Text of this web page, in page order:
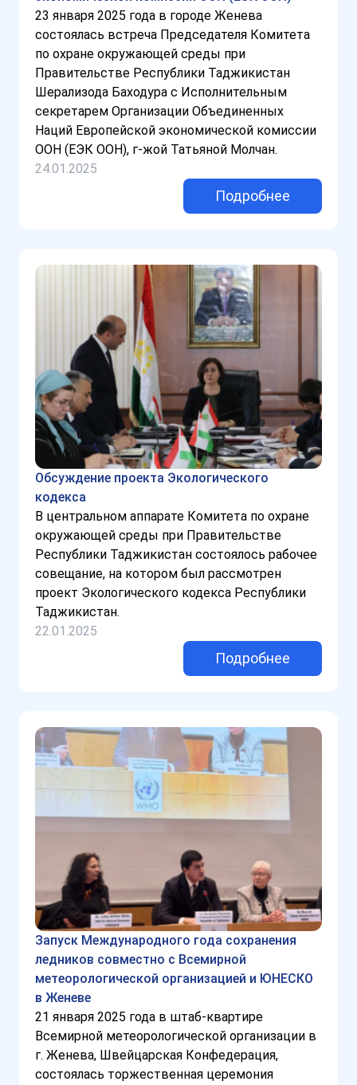
23 января 2025 года в городе Женева
состоялась встреча Председателя Комитета
по охране окружающей среды при
Правительстве Республики Таджикистан
Шерализода Баходура с Исполнительным
секретарем Организации Объединенных
Наций Европейской экономической комиссии
ООН (ЕЭК ООН), г-жой Татьяной Молчан.
24.01.2025
Подробнее
Обсуждение проекта Экологического
кодекса
В центральном аппарате Комитета по охране
окружающей среды при Правительстве
Республики Таджикистан состоялось рабочее
совещание, на котором был рассмотрен
проект Экологического кодекса Республики
Таджикистан.
22.01.2025
Подробнее
Запуск Международного года сохранения
ледников совместно с Всемирной
метеорологической организацией и ЮНЕСКО
в Женеве
21 января 2025 года в штаб-квартире
Всемирной метеорологической организации в
г. Женева, Швейцарская Конфедерация,
состоялась торжественная церемония